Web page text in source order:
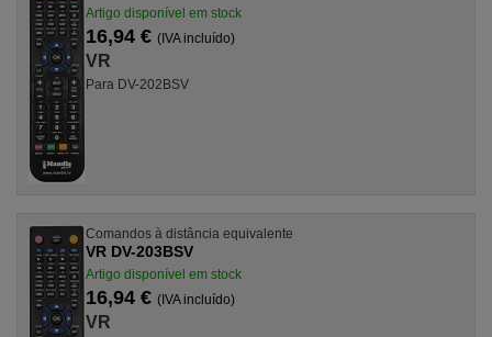
Artigo disponível em stock
16,94 € (IVA incluído)
VR
Para DV-202BSV
Comandos à distância equivalente
VR DV-203BSV
Artigo disponível em stock
16,94 € (IVA incluído)
VR